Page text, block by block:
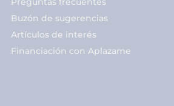
Buzón de sugerencias
Artículos de interés
Financiación con Aplazame